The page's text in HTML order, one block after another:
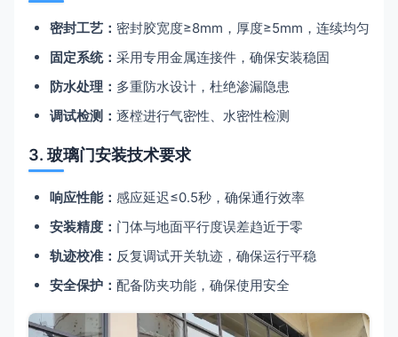
密封工艺： 密封胶宽度≥8mm，厚度≥5mm，连续均匀
固定系统： 采用专用金属连接件，确保安装稳固
防水处理： 多重防水设计，杜绝渗漏隐患
调试检测： 逐樘进行气密性、水密性检测
3. 玻璃门安装技术要求
响应性能： 感应延迟≤0.5秒，确保通行效率
安装精度： 门体与地面平行度误差趋近于零
轨迹校准： 反复调试开关轨迹，确保运行平稳
安全保护： 配备防夹功能，确保使用安全